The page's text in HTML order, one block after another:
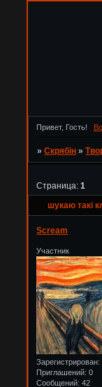
Привет, Гость!
»Скрябін »
шукаю такі
Страница:1
Scream
Участник
Зарегистрирован:
Приглашений: 0
Сообщений: 42